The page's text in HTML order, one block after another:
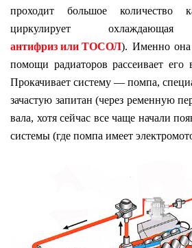
проходит большое количество
циркулирует
антифриз или ТОСОЛ). Именно она
помощи радиаторов рассеивает
Прокачивает систему — помпа,
зачастую запитан (через ременную
вала, хотя сейчас все чаще начали
системы (где помпа имеет